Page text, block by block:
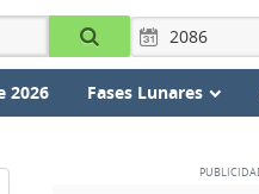
2026 Fases Lunares